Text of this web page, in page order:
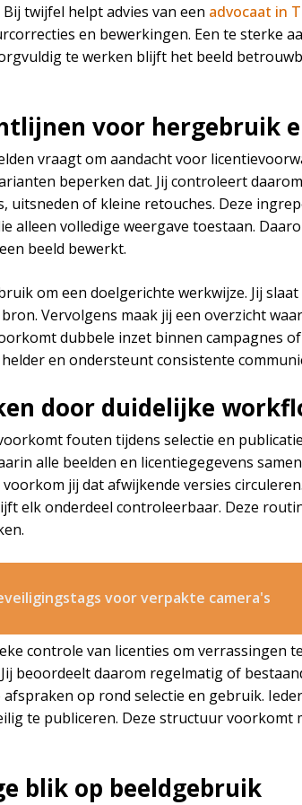
twijfel helpt advies van een advocaat in
en bewerkingen. Een te sterke
te werken blijft het beeld
voor hergebruik
vraagt om aandacht voor
beperken dat. Jij controleert
uitsneden of kleine retouches. Deze
alleen volledige weergave toestaan.
beeld bewerkt.
om een doelgerichte werkwijze. Jij
Vervolgens maak jij een overzicht
dubbele inzet binnen campagnes
en ondersteunt consistente
door duidelijke
fouten tijdens selectie en
alle beelden en licentiegegevens
jij dat afwijkende versies
elk onderdeel controleerbaar. Deze
voor verpakte camera's
controle van licenties om verrassingen
beoordeelt daarom regelmatig of
op rond selectie en gebruik.
te publiceren. Deze structuur voorkomt
blik op beeldgebruik